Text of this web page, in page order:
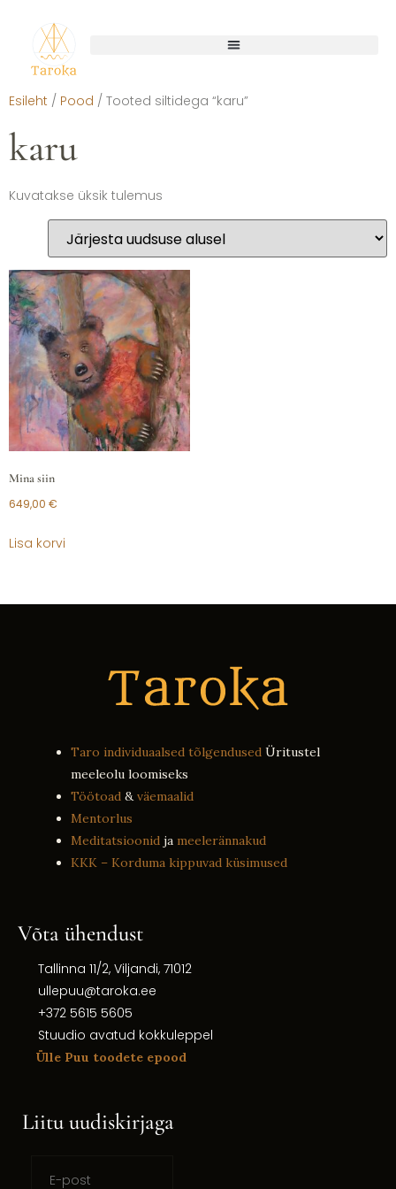
Esileht / Pood / Tooted siltidega “karu”
karu
Kuvatakse üksik tulemus
Mina siin
649,00 €
Lisa korvi
Taro individuaalsed tõlgendused Üritustel
meeleolu loomiseks
Töötoad &väemaalid
Mentorlus
Meditatsioonid ja meelerännakud
KKK – Korduma kippuvad küsimused
Võta ühendust
Tallinna 11/2, Viljandi, 71012
ullepuu@taroka.ee
+372 5615 5605
Stuudio avatud kokkuleppel
Ülle Puu toodete epood
Liitu uudiskirjaga